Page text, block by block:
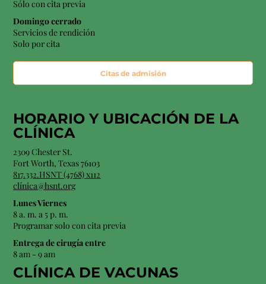
Sólo con cita previa
Domingo cerrado
Servicios de rendición
Solo por cita
Citas de admisión
HORARIO Y UBICACIÓN DE LA
CLÍNICA
2309 Chester St.
Fort Worth, Texas 76103
817.332.HSNT (4768) x112
clínica@hsnt.org
Lunes Viernes
8 a. m. a 5 p. m.
Programar solo con cita previa
Entrega de cirugía entre
8 am - 9 am
CLÍNICA DE VACUNAS